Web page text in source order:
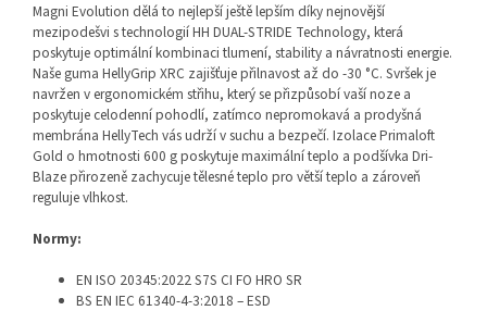
Magni Evolution dělá to nejlepší ještě lepším díky nejnovější
mezipodešvi s technologií HH DUAL-STRIDE Technology, která
poskytuje optimální kombinaci tlumení, stability a návratnosti energie.
Naše guma HellyGrip XRC zajišťuje přilnavost až do -30 °C. Svršek je
navržen v ergonomickém střihu, který se přizpůsobí vaší noze a
poskytuje celodenní pohodlí, zatímco nepromokavá a prodyšná
membrána HellyTech vás udrží v suchu a bezpečí. Izolace Primaloft
Gold o hmotnosti 600 g poskytuje maximální teplo a podšívka Dri-
Blaze přirozeně zachycuje tělesné teplo pro větší teplo a zároveň
reguluje vlhkost.
Normy:
EN ISO 20345:2022 S7S CI FO HRO SR
BS EN IEC 61340-4-3:2018 – ESD